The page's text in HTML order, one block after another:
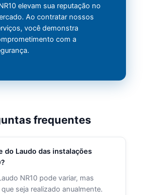
elevam sua reputação no
Ao contratar nossos
você demonstra
com a
frequentes
do Laudo das instalações
NR10 pode variar, mas
seja realizado anualmente.